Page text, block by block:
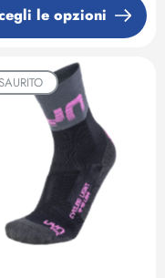
le opzioni